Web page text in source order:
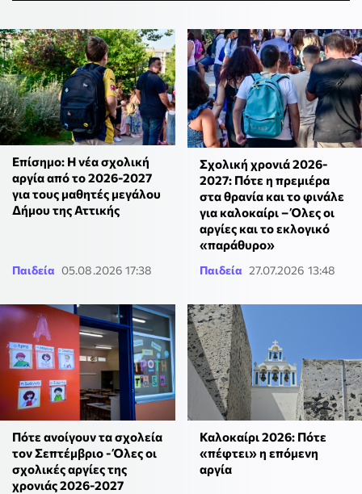
Επίσημο: Η νέα σχολική
αργία από το 2026-2027
για τους μαθητές μεγάλου
Δήμου της Αττικής
Παιδεία 05.08.2026 17:38
Σχολική χρονιά 2026-
2027: Πότε η πρεμιέρα
στα θρανία και το φινάλε
για καλοκαίρι – Όλες οι
αργίες και το εκλογικό
«παράθυρο»
Παιδεία 27.07.2026 13:48
Πότε ανοίγουν τα σχολεία
τον Σεπτέμβριο - Όλες οι
σχολικές αργίες της
χρονιάς 2026-2027
Καλοκαίρι 2026: Πότε
«πέφτει» η επόμενη
αργία